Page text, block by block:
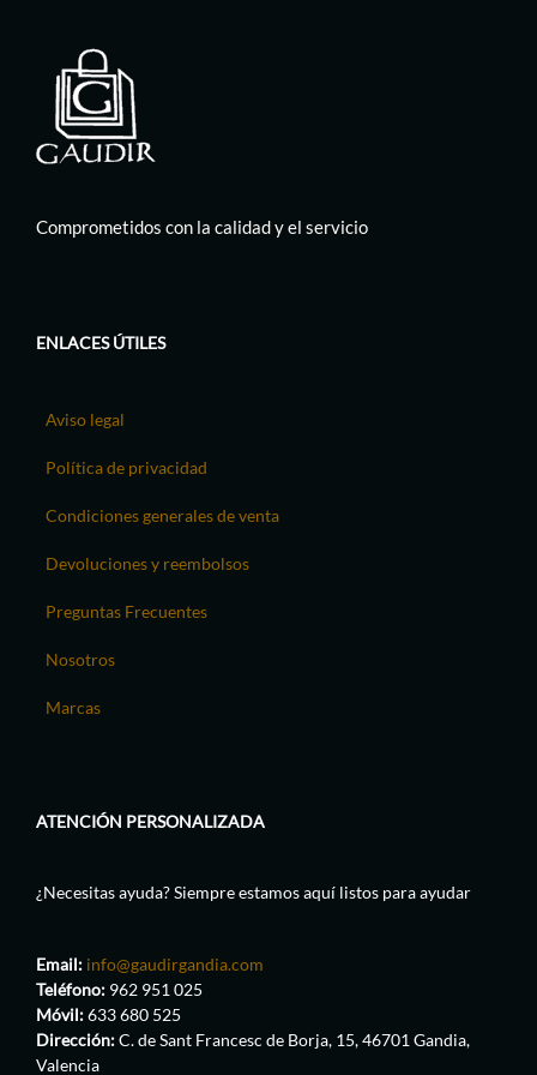
Comprometidos con la calidad y el servicio
ENLACES ÚTILES
Aviso legal
Política de privacidad
Condiciones generales de venta
Devoluciones y reembolsos
Preguntas Frecuentes
Nosotros
Marcas
ATENCIÓN PERSONALIZADA
¿Necesitas ayuda? Siempre estamos aquí listos para ayudar
Email: info@gaudirgandia.com
Teléfono: 962 951 025
Móvil:633 680 525
Dirección:C. de Sant Francesc de Borja, 15, 46701 Gandia,
Valencia